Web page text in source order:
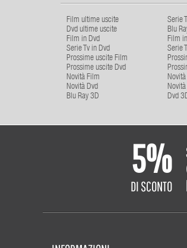
Film ultime uscite
Serie
Dvd ultime uscite
Blu
Film in Dvd
Film
Serie Tv in Dvd
Serie
Prossime uscite Film
Prossime uscite Dvd
Novità Film
Novità
Novità Dvd
Novità
Blu Ray 3D
Dvd
5%
DI SCONTO